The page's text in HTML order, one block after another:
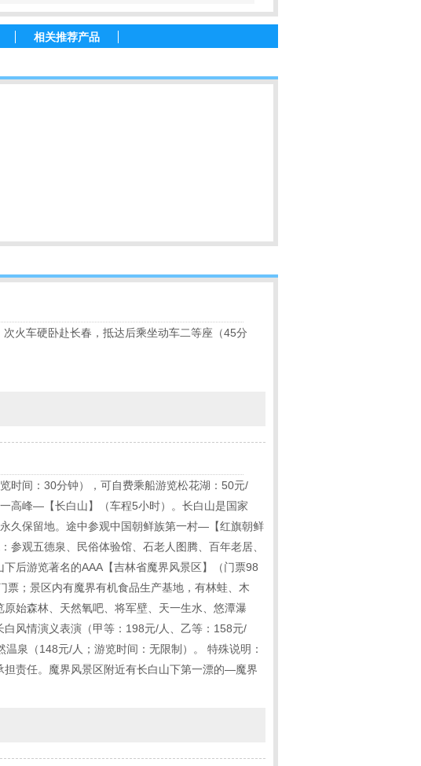
相关推荐产品
火车硬卧赴长春，抵达后乘坐动车二等座（45分
时间：30分钟），可自费乘船游览松花湖：50元/
高峰—【长白山】（车程5小时）。长白山是国家
久保留地。途中参观中国朝鲜族第一村—【红旗朝鲜
观五德泉、民俗体验馆、石老人图腾、百年老居、
后游览著名的AAA【吉林省魔界风景区】（门票98
；景区内有魔界有机食品生产基地，有林蛙、木
始森林、天然氧吧、将军壁、天一生水、悠潭瀑
风情演义表演（甲等：198元/人、乙等：158元/
泉（148元/人；游览时间：无限制）。 特殊说明：
责任。魔界风景区附近有长白山下第一漂的—魔界